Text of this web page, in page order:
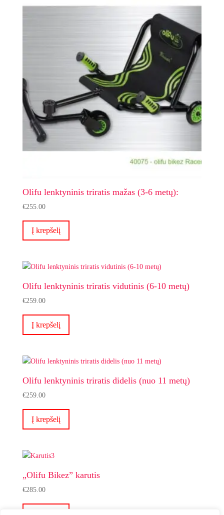
Olifu lenktyninis triratis mažas (3-6 metų):
€255.00
Į krepšelį
Olifu lenktyninis triratis vidutinis (6-10 metų)
€259.00
Į krepšelį
Olifu lenktyninis triratis didelis (nuo 11 metų)
€259.00
Į krepšelį
„Olifu Bikez” karutis
€285.00